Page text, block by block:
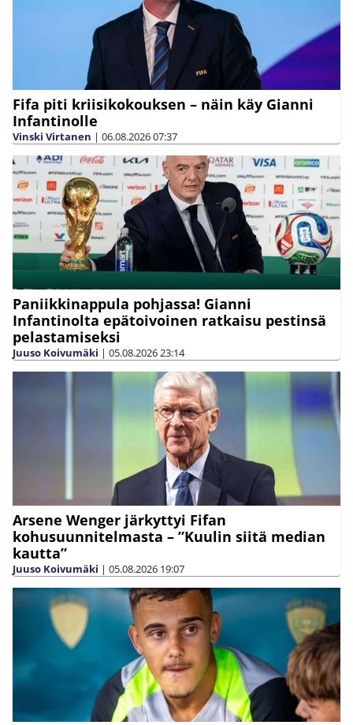
Fifa piti kriisikokouksen – näin käy Gianni
Infantinolle
Vinski Virtanen | 06.08.202607:37
Paniikkinappula pohjassa! Gianni
Infantinolta epätoivoinen ratkaisu pestinsä
pelastamiseksi
Juuso Koivumäki | 05.08.2026 23:14
Arsene Wenger järkyttyi Fifan
kohusuunnitelmasta – ”Kuulin siitä median
kautta”
Juuso Koivumäki | 05.08.2026 19:07